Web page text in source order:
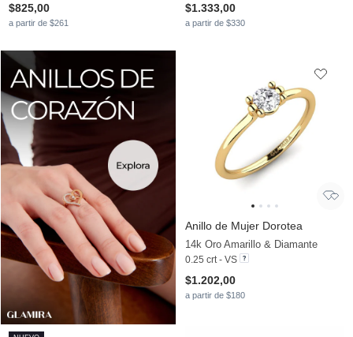
$825,00
a partir de $261
$1.333,00
a partir de $330
Anillo de Mujer Dorotea
14k Oro Amarillo & Diamante
0.25 crt - VS
$1.202,00
a partir de $180